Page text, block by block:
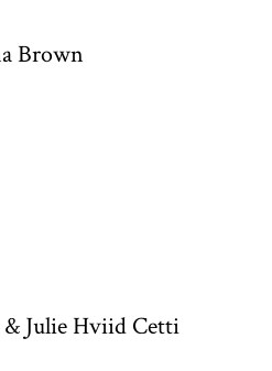
Brown
& Julie Hviid Cetti